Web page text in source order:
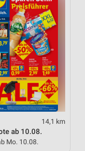
14,1 km
ab 10.08.
Mo. 10.08.